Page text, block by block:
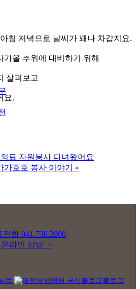
침 저녁으로 날씨가 꽤나 차갑지요.
가올 추위에 대비하기 위해
살펴보고
요.
료 자원봉사 다녀왔어요
호호 봉사 이야기
»
전화 041.730.2800
온라인 상담 >
브 블로그